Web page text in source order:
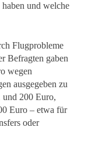
und welche
Flugprobleme
Befragten gaben
wegen
ausgegeben zu
und 200 Euro,
Euro – etwa für
oder